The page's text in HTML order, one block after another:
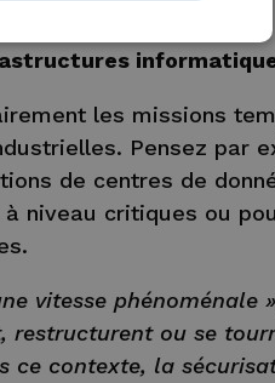
Backx.
les missions
Pensez par
de centres de
niveau critiques ou
vitesse phénoménale
restructurent ou se
ce contexte, la